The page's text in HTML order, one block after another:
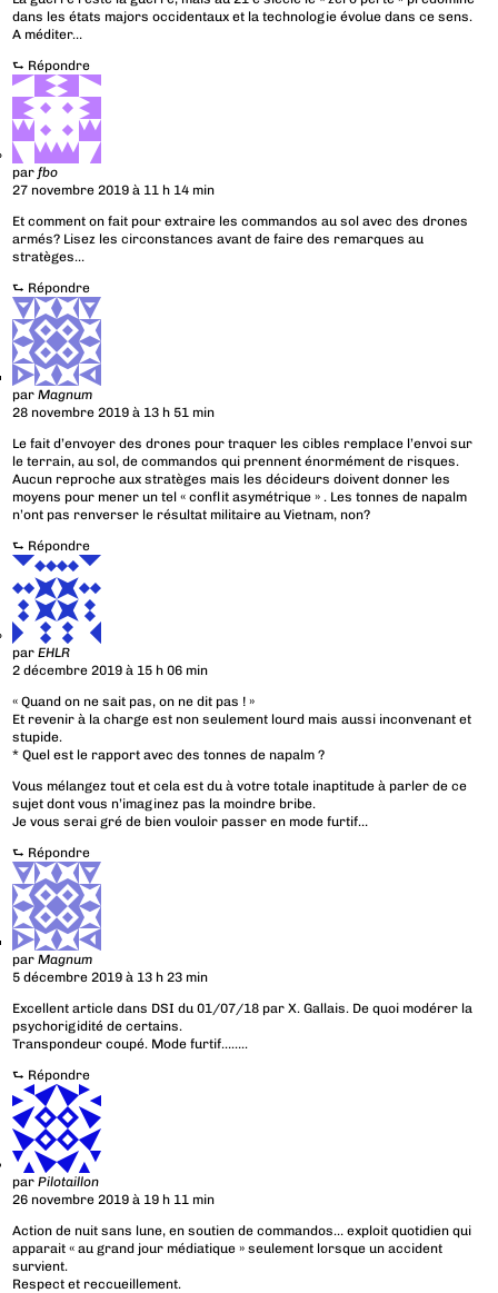
dans les états majors occidentaux et la technologie évolue dans ce sens.
A méditer…
⮑ Répondre
parfbo
27 novembre 2019 à 11 h 14 min
Et comment on fait pour extraire les commandos au sol avec des drones
armés? Lisez les circonstances avant de faire des remarques au
stratèges…
⮑ Répondre
parMagnum
28 novembre 2019 à 13 h 51 min
Le fait d’envoyer des drones pour traquer les cibles remplace l’envoi sur
le terrain, au sol, de commandos qui prennent énormément de risques.
Aucun reproche aux stratèges mais les décideurs doivent donner les
moyens pour mener un tel « conflit asymétrique » . Les tonnes de napalm
n’ont pas renverser le résultat militaire au Vietnam, non?
⮑ Répondre
parEHLR
2 décembre 2019 à 15 h 06 min
« Quand on ne sait pas, on ne dit pas ! »
Et revenir à la charge est non seulement lourd mais aussi inconvenant et
stupide.
* Quel est le rapport avec des tonnes de napalm ?
Vous mélangez tout et cela est du à votre totale inaptitude à parler de ce
sujet dont vous n’imaginez pas la moindre bribe.
Je vous serai gré de bien vouloir passer en mode furtif…
⮑ Répondre
parMagnum
5 décembre 2019 à 13 h 23 min
Excellent article dans DSI du 01/07/18 par X. Gallais. De quoi modérer la
psychorigidité de certains.
Transpondeur coupé. Mode furtif……..
⮑ Répondre
parPilotaillon
26 novembre 2019 à 19 h 11 min
Action de nuit sans lune, en soutien de commandos… exploit quotidien qui
apparait « au grand jour médiatique » seulement lorsque un accident
survient.
Respect et reccueillement.